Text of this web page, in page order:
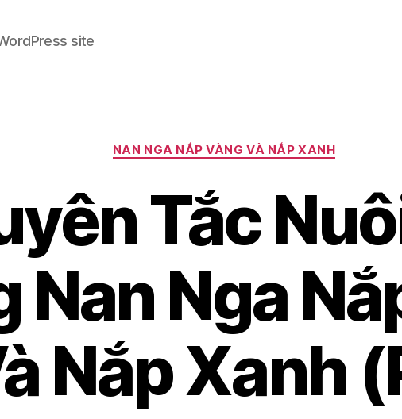
site
Categories
NAN NGA NẮP VÀNG VÀ NẮP XANH
Tắc
Nan Nga
Nắp Xanh